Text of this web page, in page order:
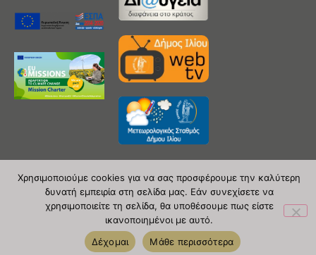
Copyright 2020 © Δήμος Ιλίου
| powered by Evolutionprojects
Χρησιμοποιούμε cookies για να σας προσφέρουμε την καλύτερη
δυνατή εμπειρία στη σελίδα μας. Εάν συνεχίσετε να
χρησιμοποιείτε τη σελίδα, θα υποθέσουμε πως είστε
ικανοποιημένοι με αυτό.
Δέχομαι
Μάθε περισσότερα